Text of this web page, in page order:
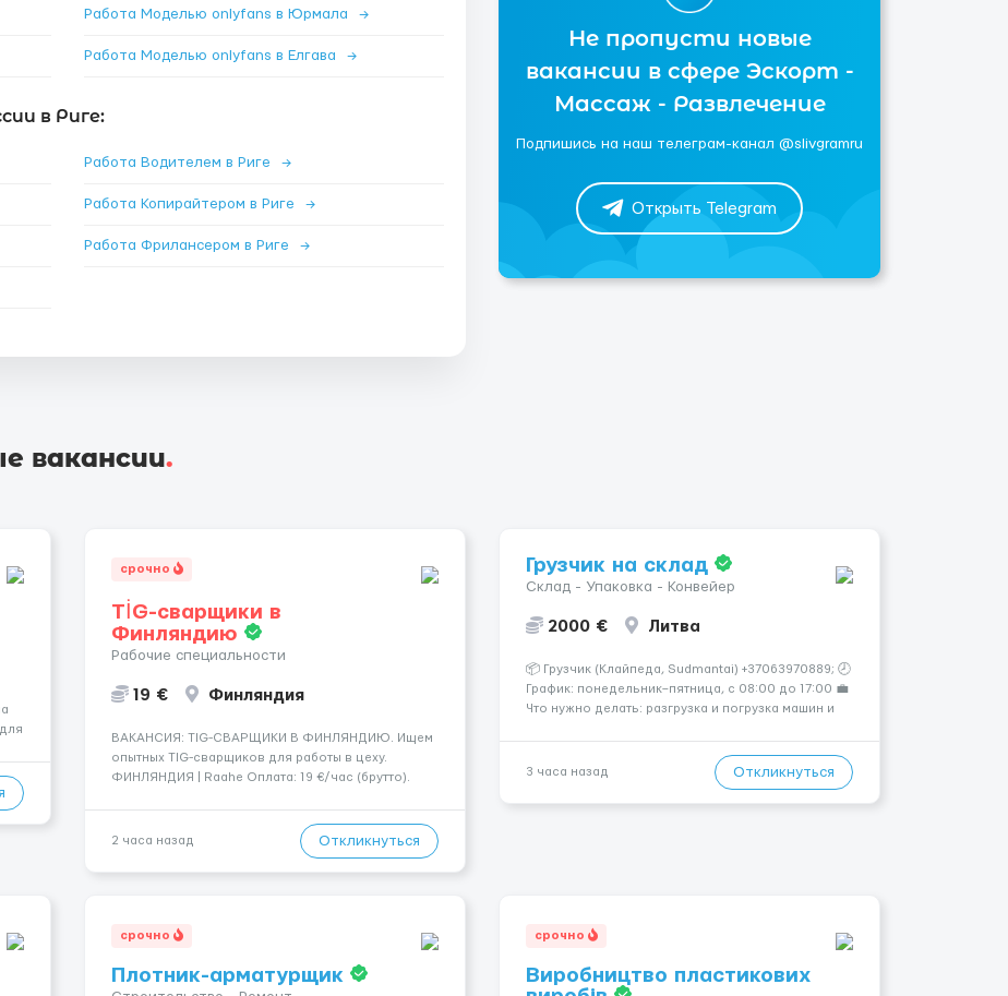
Работа Моделью onlyfans в Юрмала →
Работа Моделью onlyfans в Елгава →
в Риге:
Работа Водителем в Риге →
Работа Копирайтером в Риге →
Работа Фрилансером в Риге →
Не пропусти новые
вакансии в сфере Эскорт -
Массаж - Развлечение
Подпишись на наш телеграм-канал @slivgramru
Открыть Telegram
вакансии.
срочно
TİG-сварщики в
Финляндию
Рабочие специальности
19 € Финляндия
​​ВАКАНСИЯ: TIG-СВАРЩИКИ В ФИНЛЯНДИЮ. Ищем
опытных TIG-сварщиков для работы в цеху.
ФИНЛЯНДИЯ | Raahe Оплата: 19 €/час (брутто).
переработки. Дата начала: — Как можно скорее....
2 часа назад Откликнуться
Грузчик на склад
Склад - Упаковка - Конвейер
2000 € Литва
📦 Грузчик (Клайпеда, Sudmantai) +37063970889; 🕗
График: понедельник–пятница, с 08:00 до 17:00 💼
Что нужно делать: разгрузка и погрузка машин и
других поручений заведующего складом. ✅
3 часа назад Откликнуться
срочно
Плотник-арматурщик
срочно
Виробництво пластикових